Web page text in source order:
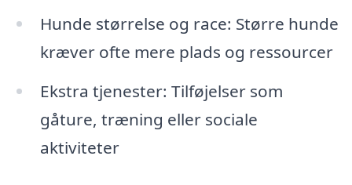
Hunde størrelse og race: Større hunde
kræver ofte mere plads og ressourcer
Ekstra tjenester: Tilføjelser som
gåture, træning eller sociale
aktiviteter